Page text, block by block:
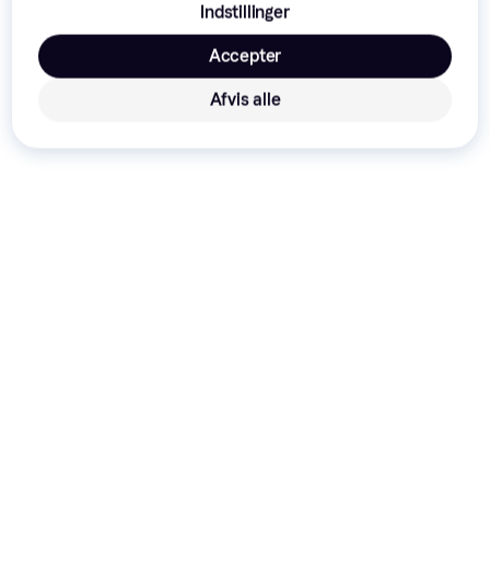
Indstillinger
Afvis alle
Accepter